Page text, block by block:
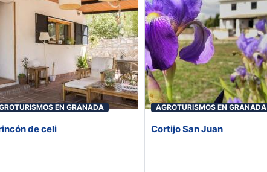
EN GRANADA
de celi
AGROTURISMOS EN GRANADA
Cortijo San Juan